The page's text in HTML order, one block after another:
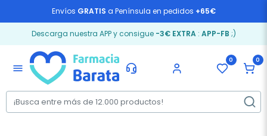
Envíos GRATIS a Península en pedidos +65€
Descarga nuestra APP y consigue -3€ EXTRA: APP-FB ;)
menu
0 0